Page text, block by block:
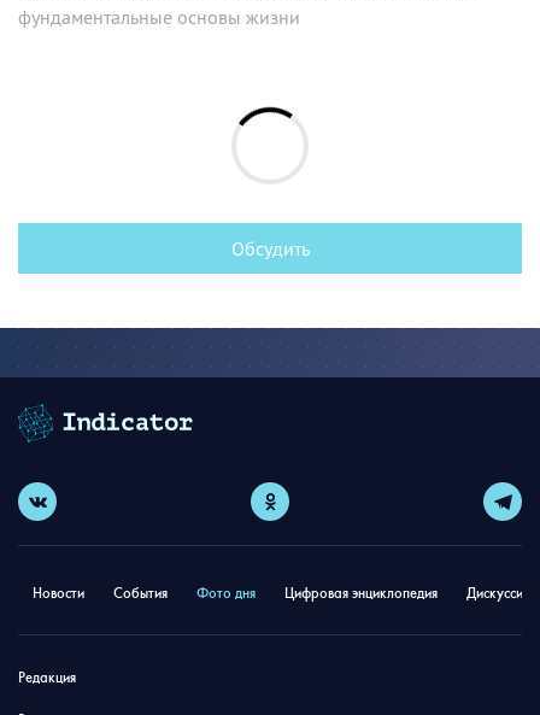
фундаментальные основы жизни
Обсудить
Новости События Фото дня Цифровая энциклопедия
Редакция